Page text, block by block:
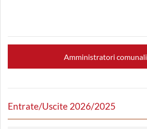
Amministratori comunali
Entrate/Uscite 2026/2025